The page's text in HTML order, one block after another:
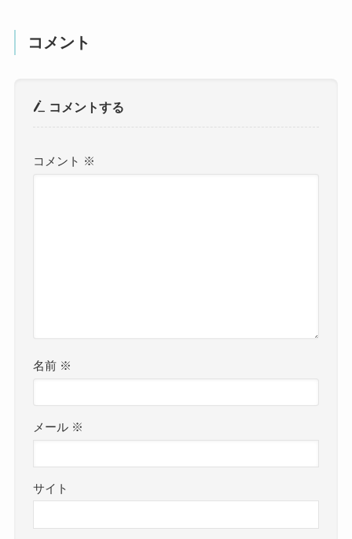
コメント
コメントする
コメント ※
名前 ※
メール ※
サイト